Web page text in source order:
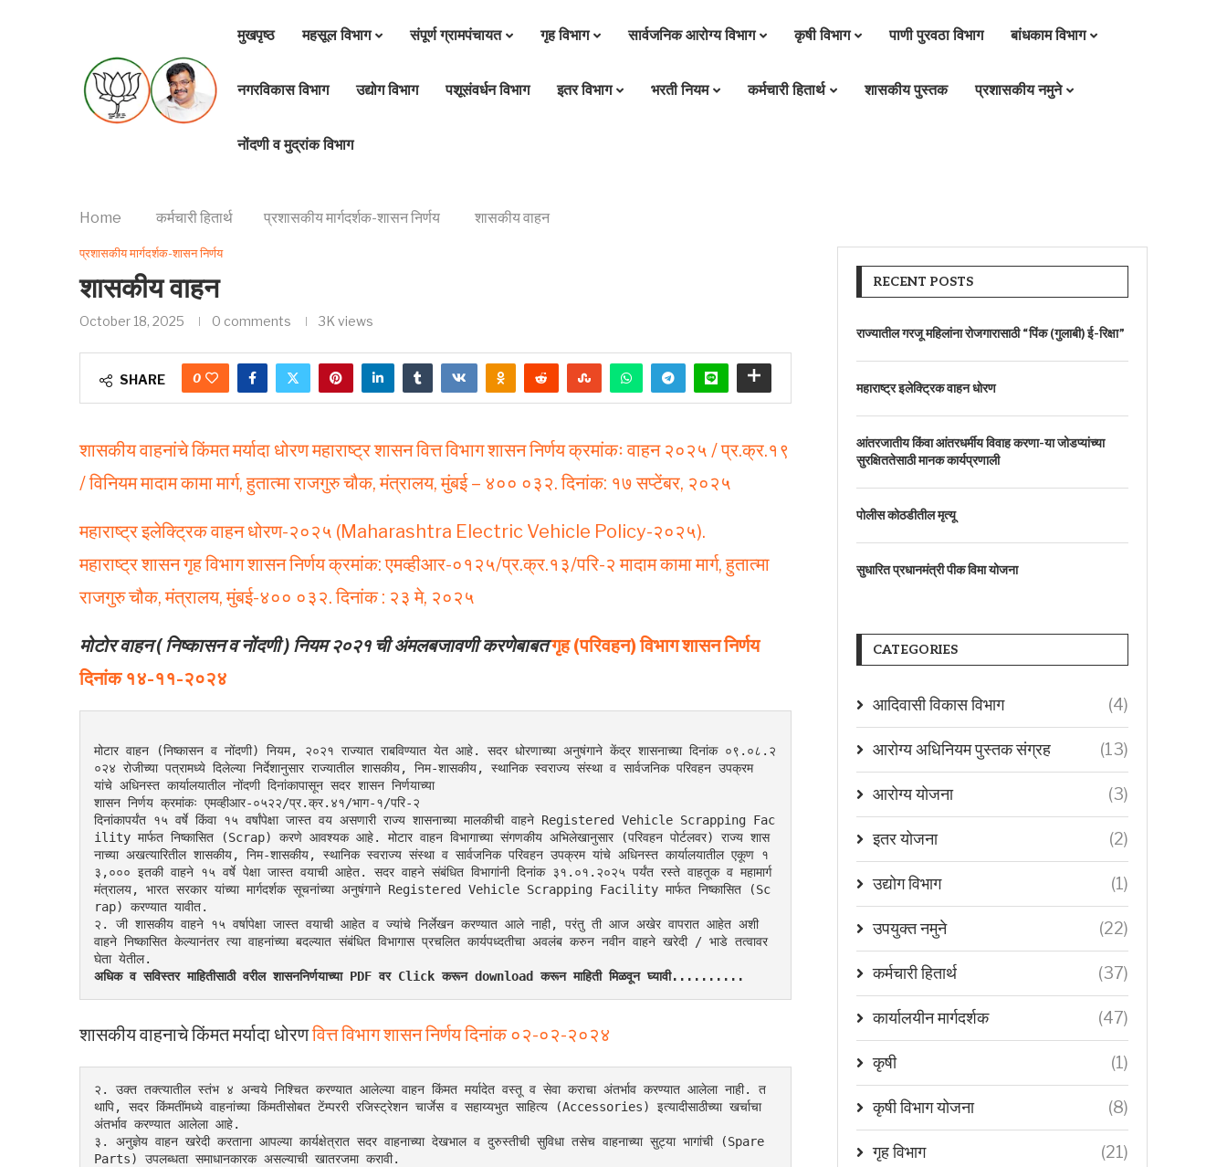
मुखपृष्ठ महसूल विभाग संपूर्ण ग्रामपंचायत गृह विभाग सार्वजनिक आरोग्य विभाग कृषी विभाग पाणी पुरवठा विभाग बांधकाम विभाग
नगरविकास विभाग उद्योग विभाग पशूसंवर्धन विभाग इतर विभाग भरती नियम कर्मचारी हितार्थ शासकीय पुस्तक प्रशासकीय नमुने
नोंदणी व मुद्रांक विभाग
Home कर्मचारी हितार्थ प्रशासकीय मार्गदर्शक-शासन निर्णय शासकीय वाहन
प्रशासकीय मार्गदर्शक-शासन निर्णय
शासकीय वाहन
October 18, 2025 0 comments 3K views
SHARE 0
शासकीय वाहनांचे किंमत मर्यादा धोरण महाराष्ट्र शासन वित्त विभाग शासन निर्णय क्रमांकः वाहन २०२५ / प्र.क्र.१९
/ विनियम मादाम कामा मार्ग, हुतात्मा राजगुरु चौक, मंत्रालय, मुंबई – ४०० ०३२. दिनांक: १७ सप्टेंबर, २०२५
महाराष्ट्र इलेक्ट्रिक वाहन धोरण-२०२५ (Maharashtra Electric Vehicle Policy-२०२५).
महाराष्ट्र शासन गृह विभाग शासन निर्णय क्रमांक: एमव्हीआर-०१२५/प्र.क्र.१३/परि-२ मादाम कामा मार्ग, हुतात्मा
राजगुरु चौक, मंत्रालय, मुंबई-४०० ०३२. दिनांक : २३ मे, २०२५
मोटोर वाहन ( निष्कासन व नोंदणी ) नियम २०२१ ची अंमलबजावणी करणेबाबतगृह (परिवहन) विभाग शासन निर्णय
दिनांक १४-११-२०२४
मोटार वाहन (निष्कासन व नोंदणी) नियम, २०२१ राज्यात राबविण्यात येत आहे. सदर धोरणाच्या अनुषंगाने केंद्र शासनाच्या दिनांक ०९.०८.२
०२४ रोजीच्या पत्रामध्ये दिलेल्या निर्देशानुसार राज्यातील शासकीय, निम-शासकीय, स्थानिक स्वराज्य संस्था व सार्वजनिक परिवहन उपक्रम
यांचे अधिनस्त कार्यालयातील नोंदणी दिनांकापासून सदर शासन निर्णयाच्या
शासन निर्णय क्रमांकः एमव्हीआर-०५२२/प्र.क्र.४१/भाग-१/परि-२
दिनांकापर्यंत १५ वर्षे किंवा १५ वर्षांपेक्षा जास्त वय असणारी राज्य शासनाच्या मालकीची वाहने Registered Vehicle Scrapping Fac
ility मार्फत निष्कासित (Scrap) करणे आवश्यक आहे. मोटार वाहन विभागाच्या संगणकीय अभिलेखानुसार (परिवहन पोर्टलवर) राज्य शास
नाच्या अखत्यारितील शासकीय, निम-शासकीय, स्थानिक स्वराज्य संस्था व सार्वजनिक परिवहन उपक्रम यांचे अधिनस्त कार्यालयातील एकूण १
३,००० इतकी वाहने १५ वर्षे पेक्षा जास्त वयाची आहेत. सदर वाहने संबंधित विभागांनी दिनांक ३१.०१.२०२५ पर्यंत रस्ते वाहतूक व महामार्ग
मंत्रालय, भारत सरकार यांच्या मार्गदर्शक सूचनांच्या अनुषंगाने Registered Vehicle Scrapping Facility मार्फत निष्कासित (Sc
rap) करण्यात यावीत.
२. जी शासकीय वाहने १५ वर्षापेक्षा जास्त वयाची आहेत व ज्यांचे निर्लेखन करण्यात आले नाही, परंतु ती आज अखेर वापरात आहेत अशी
वाहने निष्कासित केल्यानंतर त्या वाहनांच्या बदल्यात संबंधित विभागास प्रचलित कार्यपध्दतीचा अवलंब करुन नवीन वाहने खरेदी / भाडे तत्वावर
घेता येतील.
अधिक व सविस्तर माहितीसाठी वरील शासननिर्णयाच्या PDF वर Click करून download करून माहिती मिळवून घ्यावी..........
शासकीय वाहनाचे किंमत मर्यादा धोरणवित्त विभाग शासन निर्णय दिनांक ०२-०२-२०२४
२. उक्त तक्त्यातील स्तंभ ४ अन्वये निश्चित करण्यात आलेल्या वाहन किंमत मर्यादेत वस्तू व सेवा कराचा अंतर्भाव करण्यात आलेला नाही. त
थापि, सदर किंमतींमध्ये वाहनांच्या किंमतीसोबत टेंम्पररी रजिस्ट्रेशन चार्जेस व सहाय्यभुत साहित्य (Accessories) इत्यादीसाठीच्या खर्चाचा
अंतर्भाव करण्यात आलेला आहे.
३. अनुज्ञेय वाहन खरेदी करताना आपल्या कार्यक्षेत्रात सदर वाहनाच्या देखभाल व दुरुस्तीची सुविधा तसेच वाहनाच्या सुट्या भागांची (Spare
Parts) उपलब्धता समाधानकारक असल्याची खातरजमा करावी.
RECENT POSTS
राज्यातील गरजू महिलांना रोजगारासाठी “पिंक (गुलाबी) ई-रिक्षा”
महाराष्ट्र इलेक्ट्रिक वाहन धोरण
आंतरजातीय किंवा आंतरधर्मीय विवाह करणा-या जोडप्यांच्या
सुरक्षिततेसाठी मानक कार्यप्रणाली
पोलीस कोठडीतील मृत्यू
सुधारित प्रधानमंत्री पीक विमा योजना
CATEGORIES
आदिवासी विकास विभाग (4)
आरोग्य अधिनियम पुस्तक संग्रह (13)
आरोग्य योजना (3)
इतर योजना (2)
उद्योग विभाग (1)
उपयुक्त नमुने (22)
कर्मचारी हितार्थ (37)
कार्यालयीन मार्गदर्शक (47)
कृषी (1)
कृषी विभाग योजना (8)
गृह विभाग (21)